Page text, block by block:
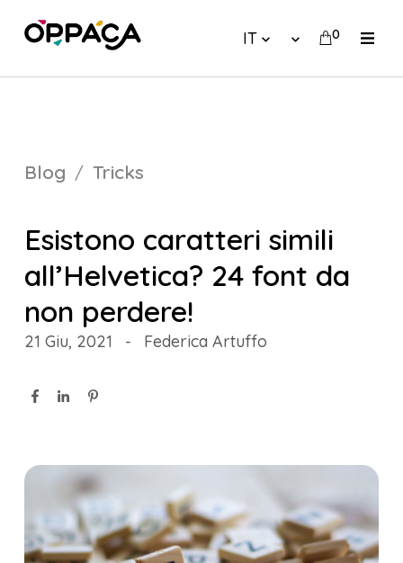
IT 0
Blog Tricks
Esistono caratteri simili
all’Helvetica? 24 font da
non perdere!
21 Giu, 2021 - Federica Artuffo